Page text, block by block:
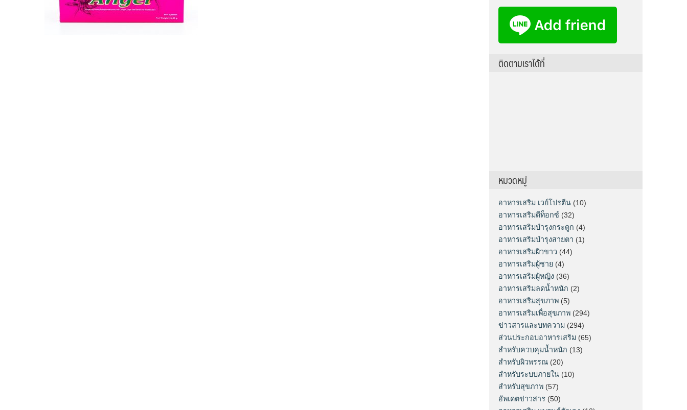
ติดตามเราได้ที่
หมวดหมู่
อาหารเสริม เวย์โปรตีน (10)
อาหารเสริมดีท็อกซ์ (32)
อาหารเสริมบำรุงกระดูก (4)
อาหารเสริมบำรุงสายตา (1)
อาหารเสริมผิวขาว (44)
อาหารเสริมผู้ชาย (4)
อาหารเสริมผู้หญิง (36)
อาหารเสริมลดน้ำหนัก (2)
อาหารเสริมสุขภาพ (5)
อาหารเสริมเพื่อสุขภาพ (294)
ข่าวสารและบทความ (294)
ส่วนประกอบอาหารเสริม (65)
สำหรับควบคุมน้ำหนัก (13)
สำหรับผิวพรรณ (20)
สำหรับระบบภายใน (10)
สำหรับสุขภาพ (57)
อัพเดตข่าวสาร (50)